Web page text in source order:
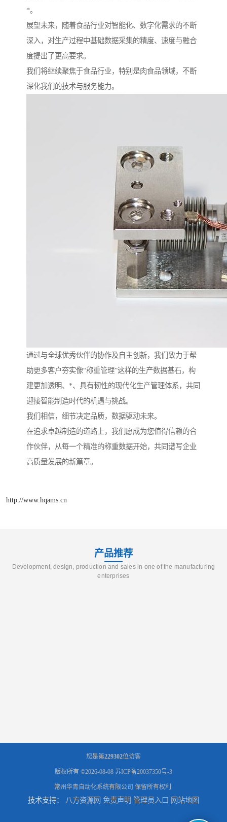
*。
展望未来，随着食品行业对智能化、数字化需求的不断
深入，对生产过程中基础数据采集的精度、速度与融合
度提出了更高要求。
我们将继续聚焦于食品行业，特别是肉食品领域，不断
深化我们的技术与服务能力。
通过与全球优秀伙伴的协作及自主创新，我们致力于帮
助更多客户夯实像“称重管理”这样的生产数据基石，构
建更加透明、*、具有韧性的现代化生产管理体系，共同
迎接智能制造时代的机遇与挑战。
我们相信，细节决定品质，数据驱动未来。
在追求卓越制造的道路上，我们愿成为您值得信赖的合
作伙伴，从每一个精准的称重数据开始，共同谱写企业
高质量发展的新篇章。
http://www.hqams.cn
产品推荐
Development, design, production and sales in one of the manufacturing
enterprises
您是第229302位访客
版权所有 ©2026-08-08 苏ICP备20037350号-3
常州华青自动化系统有限公司 保留所有权利.
技术支持： 八方资源网 免责声明 管理员入口 网站地图